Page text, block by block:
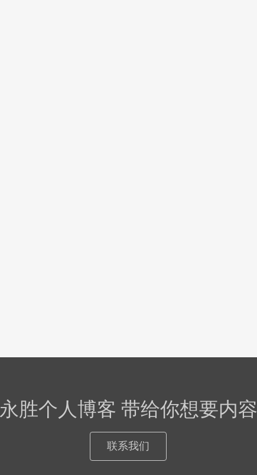
永胜个人博客 带给你想要内容
联系我们